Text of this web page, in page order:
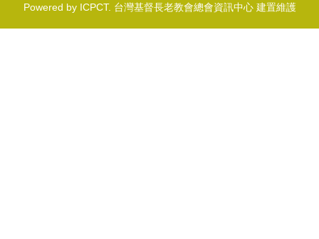
Powered by ICPCT. 台灣基督長老教會總會資訊中心 建置維護